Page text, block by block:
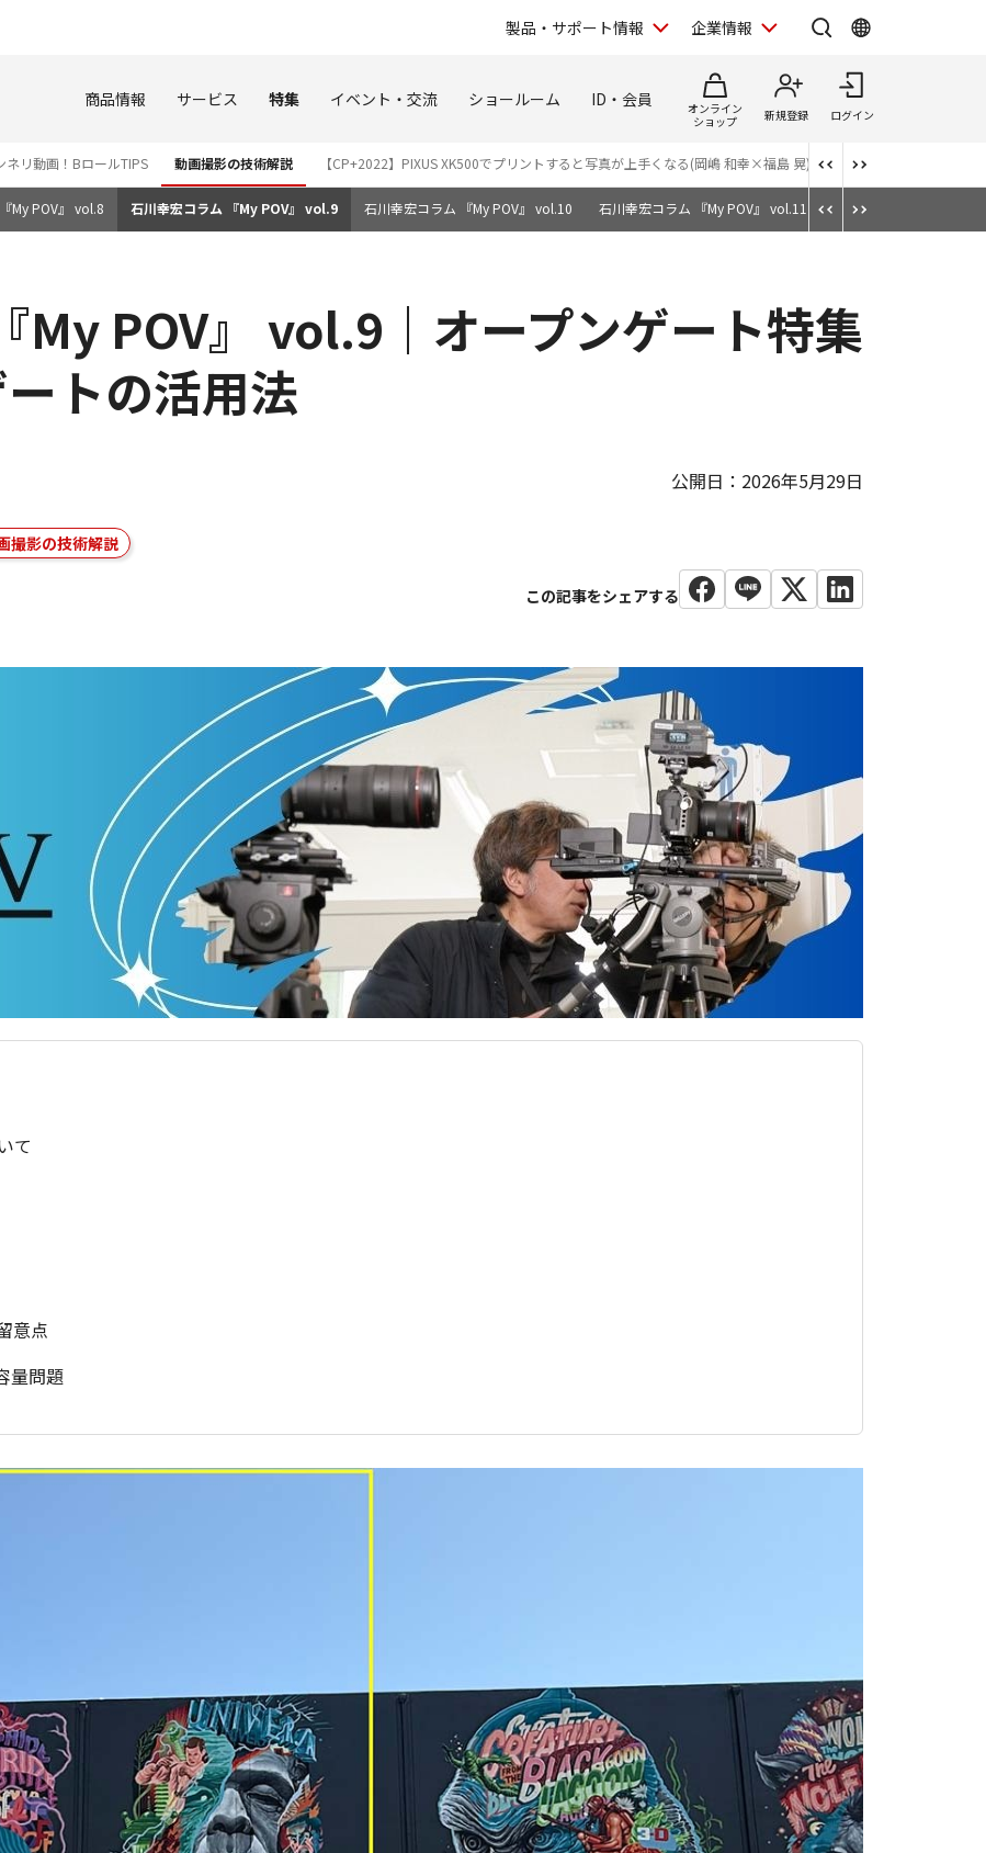
製品・サポート情報 企業情報
商品情報 サービス 特集 イベント・交流 ショールーム ID・会員
オンライン
ショップ
新規登録 ログイン
ネリ動画！BロールTIPS 動画撮影の技術解説 【CP+2022】PIXUS XK500でプリントすると写真が上手くなる(岡嶋 和幸×福島 晃) あなたの写真が変わる
My POV』 vol.8 石川幸宏コラム 『My POV』 vol.9 石川幸宏コラム 『My POV』 vol.10 石川幸宏コラム 『My POV』 vol.11 短編映画「空白のタイ
My POV』 vol.9｜オープンゲート特集
トの活用法
公開日：2026年5月29日
撮影の技術解説
て
意点
量問題